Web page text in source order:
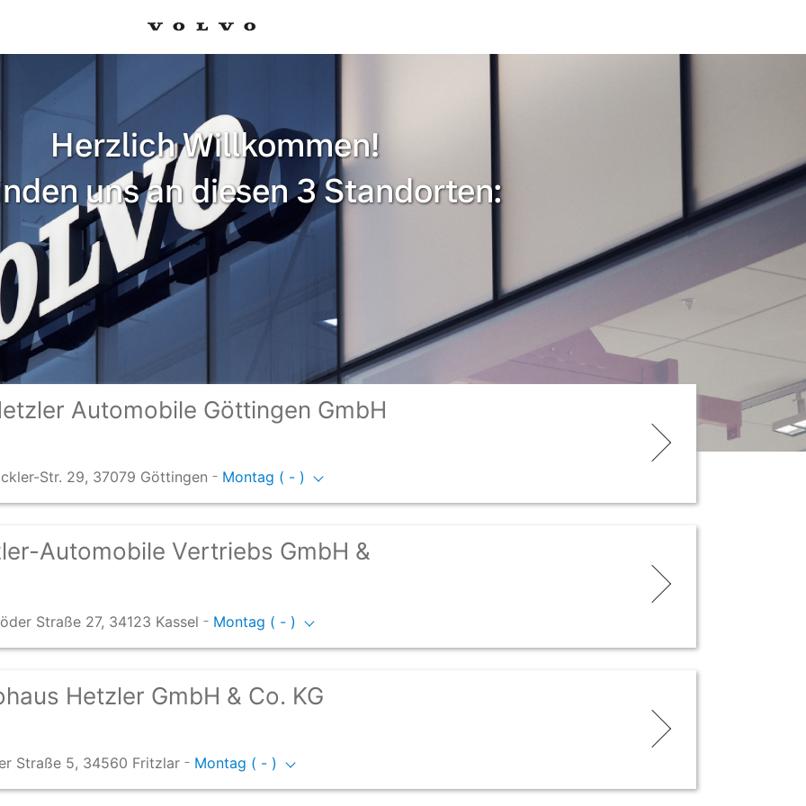
Herzlich Willkommen!
uns an diesen 3 Standorten:
Automobile Göttingen GmbH
Str. 29, 37079 Göttingen - Montag ( - )
Automobile Vertriebs GmbH &
Straße 27, 34123 Kassel - Montag ( - )
Hetzler GmbH & Co. KG
Straße 5, 34560 Fritzlar - Montag ( - )